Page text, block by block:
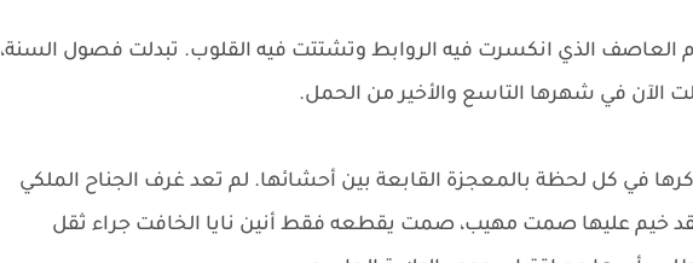
العاصف الذي انكسرت فيه الروابط وتشتتت فيه القلوب. تبدلت فصول السنة،
الآن في شهرها التاسع والأخير من الحمل.
في كل لحظة بالمعجزة القابعة بين أحشائها. لم تعد غرف الجناح الملكي
خيم عليها صمت مهيب، صمت يقطعه فقط أنين نايا الخافت جراء ثقل